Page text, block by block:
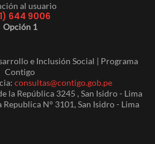
al usuario
644 9006
Opción 1
e Inclusión Social | Programa
Contigo
consultas@contigo.gob.pe
la República 3245 , San Isidro - Lima
Republica N° 3101, San Isidro - Lima